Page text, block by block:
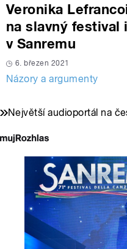
Veronika
na slavný festival
v Sanremu
6. březen 2021
Názory a argumenty
Největší audioportál na